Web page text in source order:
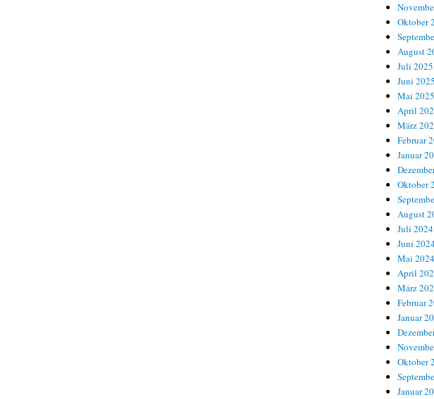
Oktober
August
Juli 2025
Juni 2025
Mai 2025
April
März
Februar
Januar
Oktober
August
Juli 2024
Juni
Mai 2024
April
März
Februar
Januar
Oktober
Januar